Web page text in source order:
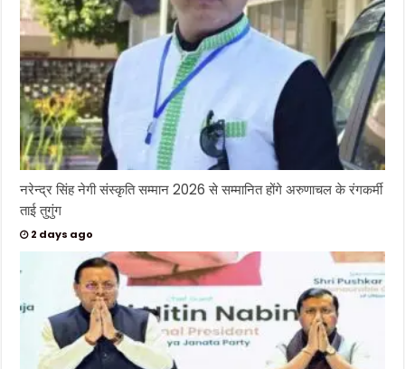
नरेन्द्र सिंह नेगी संस्कृति सम्मान 2026 से सम्मानित होंगे अरुणाचल के रंगकर्मी
ताई तुगुंग
2 days ago